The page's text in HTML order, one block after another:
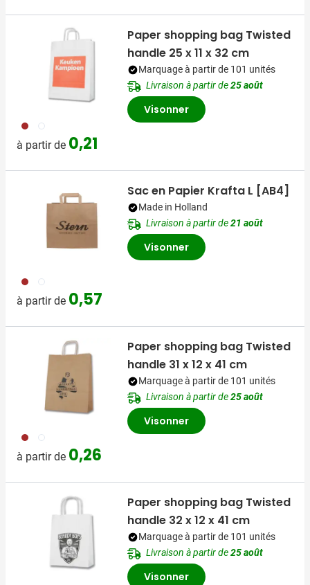
011 002
à partir de 0,21
Paper shopping bag Twisted
handle 25 x 11 x 32 cm
Marquage à partir de 101 unités
Livraison à partir de25 août
Visonner
011 002
à partir de 0,57
Sac en Papier Krafta L [AB4]
Made in Holland
Livraison à partir de21 août
Visonner
011 002
à partir de 0,26
Paper shopping bag Twisted
handle 31 x 12 x 41 cm
Marquage à partir de 101 unités
Livraison à partir de25 août
Visonner
Paper shopping bag Twisted
handle 32 x 12 x 41 cm
Marquage à partir de 101 unités
Livraison à partir de25 août
Visonner